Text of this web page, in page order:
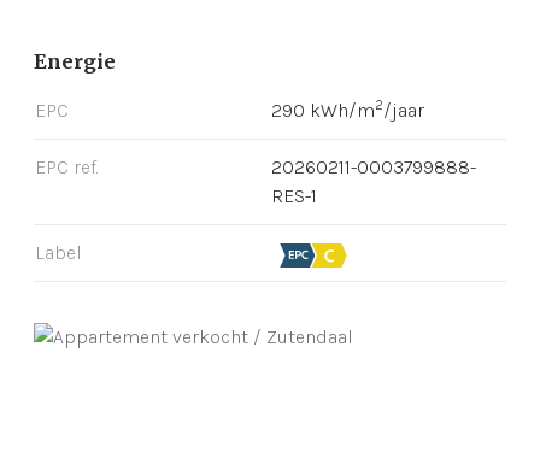
Energie
EPC 290 kWh/m2/jaar
EPC ref.
20260211-0003799888-
RES-1
Label